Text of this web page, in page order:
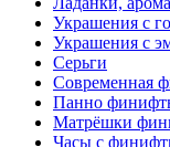
Украшения с
Украшения с
Серьги
Современная
Панно
Матрёшки
Часы с